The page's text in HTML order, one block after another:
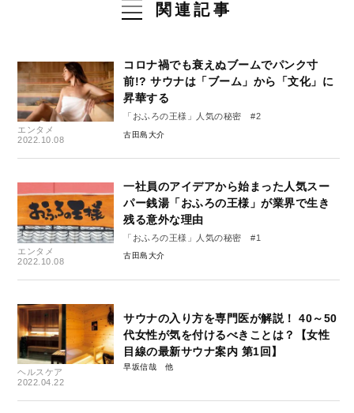
関連記事
エンタメ
2022.10.08
コロナ禍でも衰えぬブームでパンク寸
前!? サウナは「ブーム」から「文化」に
昇華する
「おふろの王様」人気の秘密 #2
古田島大介
エンタメ
2022.10.08
一社員のアイデアから始まった人気スー
パー銭湯「おふろの王様」が業界で生き
残る意外な理由
「おふろの王様」人気の秘密 #1
古田島大介
ヘルスケア
2022.04.22
サウナの入り方を専門医が解説！ 40～50
代女性が気を付けるべきことは？【女性
目線の最新サウナ案内 第1回】
早坂信哉